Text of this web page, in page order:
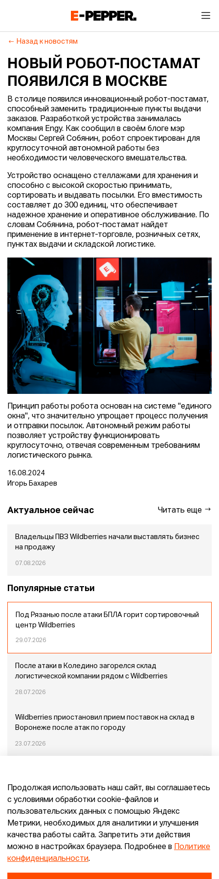
Назад к новостям
НОВЫЙ РОБОТ-ПОСТАМАТ
ПОЯВИЛСЯ В МОСКВЕ
В столице появился инновационный робот-постамат,
способный заменить традиционные пункты выдачи
заказов. Разработкой устройства занималась
компания Engy. Как сообщил в своём блоге мэр
Москвы Сергей Собянин, робот спроектирован для
круглосуточной автономной работы без
необходимости человеческого вмешательства.
Устройство оснащено стеллажами для хранения и
способно с высокой скоростью принимать,
сортировать и выдавать посылки. Его вместимость
составляет до 300 единиц, что обеспечивает
надежное хранение и оперативное обслуживание. По
словам Собянина, робот-постамат найдет
применение в интернет-торговле, розничных сетях,
пунктах выдачи и складской логистике.
Принцип работы робота основан на системе "единого
окна", что значительно упрощает процесс получения
и отправки посылок. Автономный режим работы
позволяет устройству функционировать
круглосуточно, отвечая современным требованиям
логистического рынка.
16.08.2024
Игорь Бахарев
Актуальное сейчас Читать еще
Владельцы ПВЗ Wildberries начали выставлять бизнес
на продажу
07.08.2026
Популярные статьи
Под Рязанью после атаки БПЛА горит сортировочный
центр Wildberries
29.07.2026
После атаки в Коледино загорелся склад
логистической компании рядом с Wildberries
28.07.2026
Wildberries приостановил прием поставок на склад в
Воронеже после атак по городу
23.07.2026
Конец эпохи маркетплейсов: прогнозы сооснователя
Mr.Doors Максима Валецкого
26.06.2026
Продолжая использовать наш сайт, вы соглашаетесь
с условиями обработки cookie-файлов и
пользовательских данных с помощью Яндекс
Метрики, необходимых для аналитики и улучшения
качества работы сайта. Запретить эти действия
можно в настройках браузера. Подробнее в
Политике
конфиденциальности.